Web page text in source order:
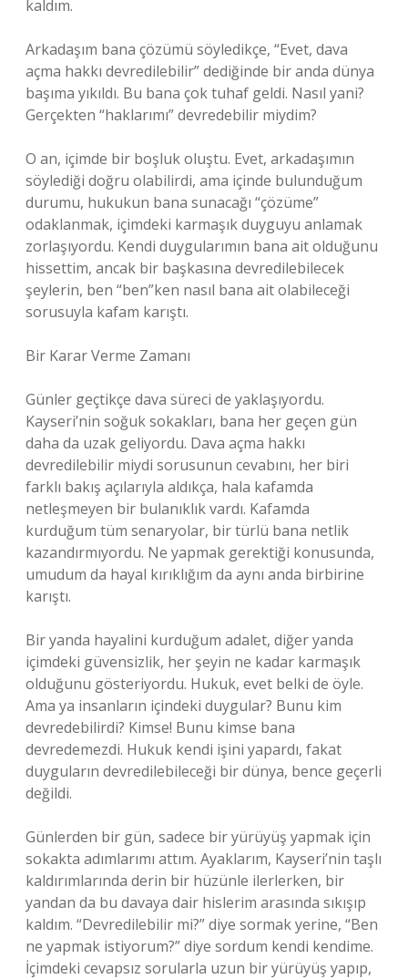
kaldım.
Arkadaşım bana çözümü söyledikçe, “Evet, dava
açma hakkı devredilebilir” dediğinde bir anda dünya
başıma yıkıldı. Bu bana çok tuhaf geldi. Nasıl yani?
Gerçekten “haklarımı” devredebilir miydim?
O an, içimde bir boşluk oluştu. Evet, arkadaşımın
söylediği doğru olabilirdi, ama içinde bulunduğum
durumu, hukukun bana sunacağı “çözüme”
odaklanmak, içimdeki karmaşık duyguyu anlamak
zorlaşıyordu. Kendi duygularımın bana ait olduğunu
hissettim, ancak bir başkasına devredilebilecek
şeylerin, ben “ben”ken nasıl bana ait olabileceği
sorusuyla kafam karıştı.
Bir Karar Verme Zamanı
Günler geçtikçe dava süreci de yaklaşıyordu.
Kayseri’nin soğuk sokakları, bana her geçen gün
daha da uzak geliyordu. Dava açma hakkı
devredilebilir miydi sorusunun cevabını, her biri
farklı bakış açılarıyla aldıkça, hala kafamda
netleşmeyen bir bulanıklık vardı. Kafamda
kurduğum tüm senaryolar, bir türlü bana netlik
kazandırmıyordu. Ne yapmak gerektiği konusunda,
umudum da hayal kırıklığım da aynı anda birbirine
karıştı.
Bir yanda hayalini kurduğum adalet, diğer yanda
içimdeki güvensizlik, her şeyin ne kadar karmaşık
olduğunu gösteriyordu. Hukuk, evet belki de öyle.
Ama ya insanların içindeki duygular? Bunu kim
devredebilirdi? Kimse! Bunu kimse bana
devredemezdi. Hukuk kendi işini yapardı, fakat
duyguların devredilebileceği bir dünya, bence geçerli
değildi.
Günlerden bir gün, sadece bir yürüyüş yapmak için
sokakta adımlarımı attım. Ayaklarım, Kayseri’nin taşlı
kaldırımlarında derin bir hüzünle ilerlerken, bir
yandan da bu davaya dair hislerim arasında sıkışıp
kaldım. “Devredilebilir mi?” diye sormak yerine, “Ben
ne yapmak istiyorum?” diye sordum kendi kendime.
İçimdeki cevapsız sorularla uzun bir yürüyüş yapıp,